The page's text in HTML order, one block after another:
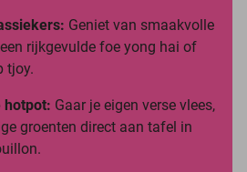
Geniet van smaakvolle
rijkgevulde foe yong hai of
tjoy.
hotpot: Gaar je eigen verse vlees,
groenten direct aan tafel in